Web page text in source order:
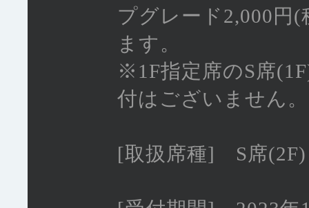
プグレード2,000円
ます。
※1F指定席のS席
付はございません。
[取扱席種] S席(2F)